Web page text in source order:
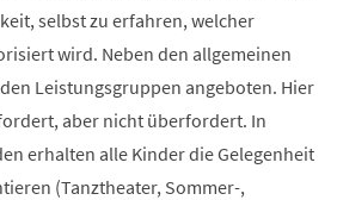
selbst zu erfahren, welcher
wird. Neben den allgemeinen
Leistungsgruppen angeboten. Hier
aber nicht überfordert. In
erhalten alle Kinder die Gelegenheit
(Tanztheater, Sommer-,